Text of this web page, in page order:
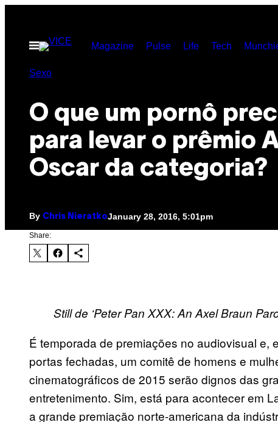
contentOpen
Menu
Magazine Pulse Life Tech
Sexo
O que um pornô
para levar o prêmio
Oscar da categoria?
By Chris NieratkoJanuary 28, 2016, 5:01pm
Share:
Still de ‘Peter Pan XXX: An Axel Braun
É temporada de premiações no audiovisual e,
portas fechadas, um comitê de homens e
cinematográficos de 2015 serão dignos das
entretenimento. Sim, está para acontecer em
a grande premiação norte-americana da